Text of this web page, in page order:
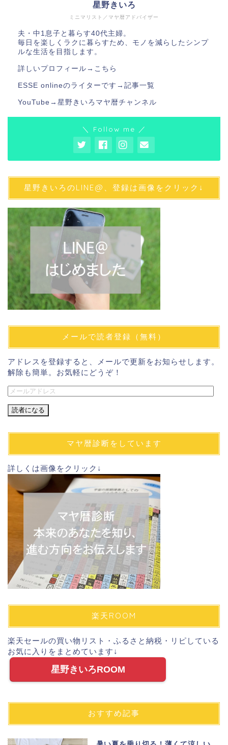
ミニマリスト／マヤ暦アドバイザー
星野きいろ
夫・中1息子と暮らす40代主婦。
毎日を楽しくラクに暮らすため、モノを減らしたシンプ
ルな生活を目指します。
詳しいプロフィール→ こちら
ESSE onlineのライターです→ 記事一覧
YouTube→ 星野きいろマヤ暦チャンネル
＼ Follow me ／
星野きいろのLINE@、登録は画像をクリック↓
メールで読者登録（無料）
アドレスを登録すると、メールで更新をお知らせします。
解除も簡単。お気軽にどうぞ！
メ
ル
ド
ス
マヤ暦診断をしています
詳しくは画像をクリック↓
楽天ROOM
楽天セールの買い物リスト・ふるさと納税・リピしている
お気に入りをまとめています↓
星野きいろROOM
おすすめ記事